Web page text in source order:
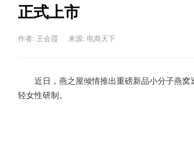
正式上市
作者: 王会霞 来源: 电商天下
近日，燕之屋倾情推出重磅新品小分子燕窝
轻女性研制。